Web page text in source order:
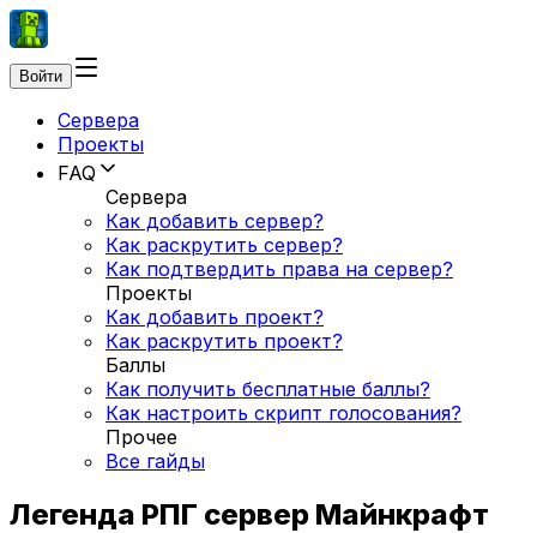
Войти
Сервера
Проекты
FAQ
Сервера
Как добавить сервер?
Как раскрутить сервер?
Как подтвердить права на сервер?
Проекты
Как добавить проект?
Как раскрутить проект?
Баллы
Как получить бесплатные баллы?
Как настроить скрипт голосования?
Прочее
Все гайды
Легенда РПГ сервер Майнкрафт